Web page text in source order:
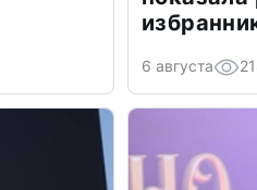
6 августа